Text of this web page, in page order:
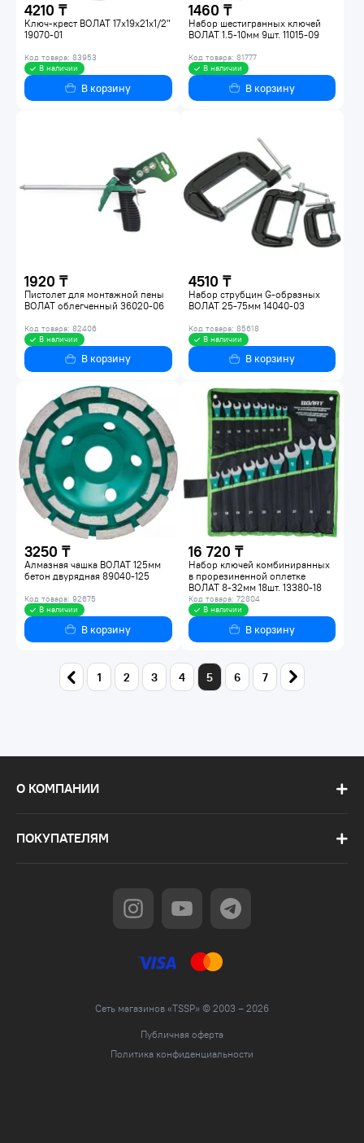
4210 ₸
Ключ-крест ВОЛАТ 17x19x21x1/2"
19070-01
Код товара: 83953
В наличии
В корзину
1460 ₸
Набор шестигранных ключей
ВОЛАТ 1.5-10мм 9шт. 11015-09
Код товара: 81777
В наличии
В корзину
1920 ₸
Пистолет для монтажной пены
ВОЛАТ облегченный 36020-06
Код товара: 82406
В наличии
В корзину
4510 ₸
Набор струбцин G-образных
ВОЛАТ 25-75мм 14040-03
Код товара: 85618
В наличии
В корзину
3250 ₸
Алмазная чашка ВОЛАТ 125мм
бетон двурядная 89040-125
Код товара: 92675
В наличии
В корзину
16 720 ₸
Набор ключей комбиниранных
в прорезиненной оплетке
ВОЛАТ 8-32мм 18шт. 13380-18
Код товара: 72804
В наличии
В корзину
1 2 3 4 5 6 7
О КОМПАНИИ
ПОКУПАТЕЛЯМ
Сеть магазинов «TSSP» © 2003 – 2026
Публичная оферта
Политика конфиденциальности